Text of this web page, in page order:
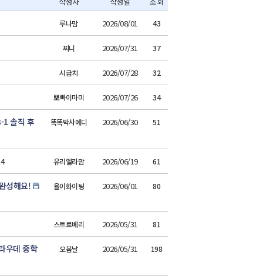
루나맘 2026/08/01 43
찌니 2026/07/31 37
시금치 2026/07/28 32
뽀빠이마미 2026/07/26 34
1 솔직 후 똑똑박사에디 2026/06/30 51
유리엘라맘 2026/06/19 61
성해요! 율이화이팅 2026/06/01 80
스트로베리 2026/05/31 81
우데 중학 오봄날 2026/05/31 198